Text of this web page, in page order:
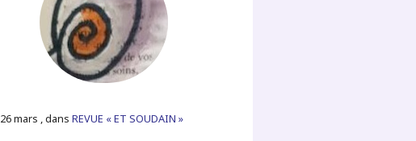
26 mars , dans REVUE « ET SOUDAIN »